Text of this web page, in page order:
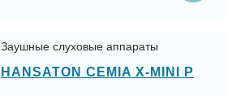
Заушные слуховые аппараты
HANSATON CEMIA X-MINI P